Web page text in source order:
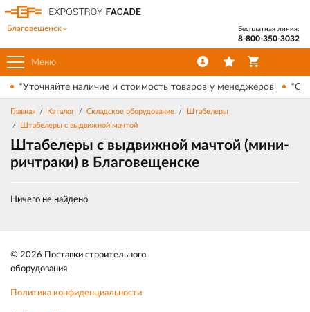
Меню
Благовещенск Бесплатная линия:
8-800-350-3032
*Уточняйте наличие и стоимость товаров у менеджеров
Главная Каталог Складское оборудование
Штабелеры
Штабелеры с выдвижной мачтой
Штабелеры с выдвижной мачтой (мини-
ричтраки) в Благовещенске
Ничего не найдено
© 2026 Поставки строительного
оборудования
Политика конфиденциальности